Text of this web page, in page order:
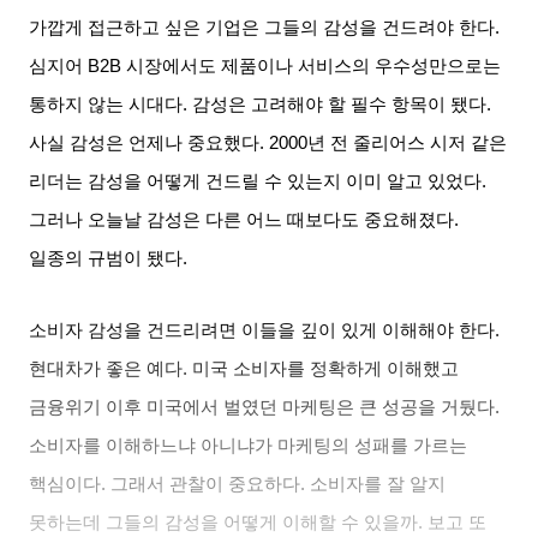
가깝게 접근하고 싶은 기업은 그들의 감성을 건드려야 한다.
심지어 B2B시장에서도 제품이나 서비스의 우수성만으로는
통하지 않는 시대다. 감성은 고려해야 할 필수 항목이 됐다.
사실 감성은 언제나 중요했다. 2000년 전 줄리어스 시저 같은
리더는 감성을 어떻게 건드릴 수 있는지 이미 알고 있었다.
그러나 오늘날 감성은 다른 어느 때보다도 중요해졌다.
일종의 규범이 됐다.
소비자 감성을 건드리려면 이들을 깊이 있게 이해해야 한다.
현대차가 좋은 예다. 미국 소비자를 정확하게 이해했고
금융위기 이후 미국에서 벌였던 마케팅은 큰 성공을 거뒀다.
소비자를 이해하느냐 아니냐가 마케팅의 성패를 가르는
핵심이다. 그래서 관찰이 중요하다. 소비자를 잘 알지
못하는데 그들의 감성을 어떻게 이해할 수 있을까. 보고 또